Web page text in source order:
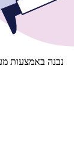
נבנה באמצעות